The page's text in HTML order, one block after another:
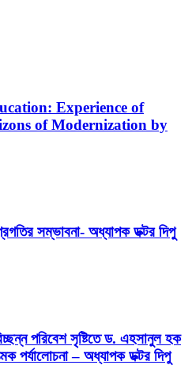
Experience of
of Modernization by
সম্ভাবনা- অধ্যাপক ডক্টর দিপু
পরিবেশ সৃষ্টিতে ড. এহসানুল হক
পর্যালোচনা – অধ্যাপক ডক্টর দিপু